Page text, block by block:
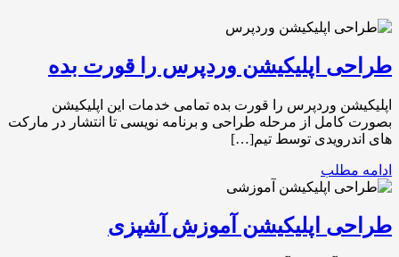
طراحی اپلیکیشن وردپرس را قورت بده
اپلیکیشن وردپرس را قورت بده تمامی خدمات این اپلیکیشن
بصورت کامل از مرحله طراحی و برنامه نویسی تا انتشار در مارکت
های اندرویدی توسط تیم[…]
ادامه مطلب
طراحی اپلیکیشن آموزش آشپزی